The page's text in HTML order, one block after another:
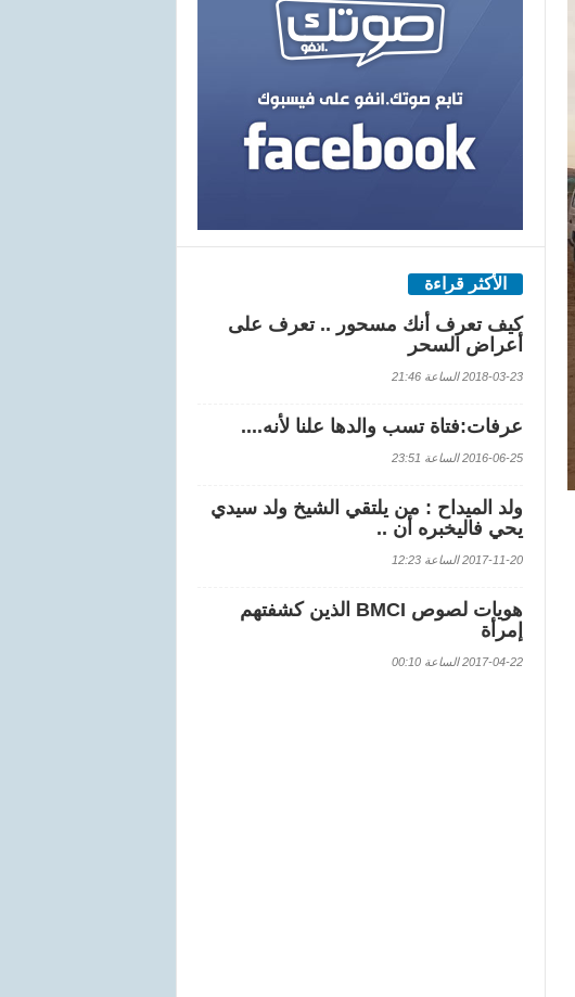
الأكثر قراءة
كيف تعرف أنك مسحور .. تعرف على
أعراض السحر
2018-03-23 الساعة 21:46
عرفات:فتاة تسب والدها علنا لأنه....
2016-06-25 الساعة 23:51
ولد الميداح : من يلتقي الشيخ ولد سيدي
يحي فاليخبره أن ..
2017-11-20 الساعة 12:23
هويات لصوص BMCI الذين كشفتهم
إمرأة
2017-04-22 الساعة 00:10